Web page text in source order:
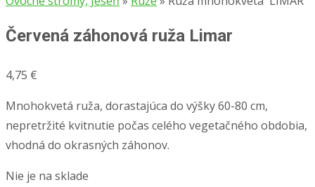
Červená záhonová ruža Limar
4,75 €
Mnohokvetá ruža, dorastajúca do výšky 60-80 cm,
nepretržité kvitnutie počas celého vegetačného obdobia,
vhodná do okrasných záhonov.
Nie je na sklade